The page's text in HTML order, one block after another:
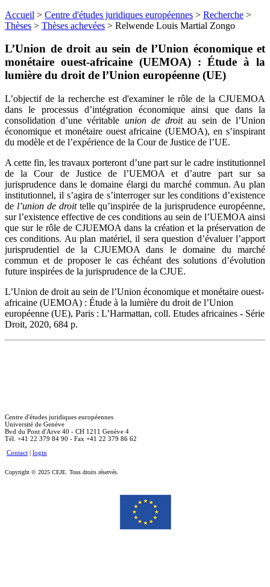
Accueil > Centre d'études juridiques européennes > Recherche >
Thèses > Thèses achevées > Relwende Louis Martial Zongo
L’Union de droit au sein de l’Union économique et
monétaire ouest-africaine (UEMOA) : Étude à la
lumière du droit de l’Union européenne (UE)
L’objectif de la recherche est d'examiner le rôle de la CJUEMOA
dans le processus d’intégration économique ainsi que dans la
consolidation d’une véritable union de droitau sein de l’Union
économique et monétaire ouest africaine (UEMOA), en s’inspirant
du modèle et de l’expérience de la Cour de Justice de l’UE.
A cette fin, les travaux porteront d’une part sur le cadre institutionnel
de la Cour de Justice de l’UEMOA et d’autre part sur sa
jurisprudence dans le domaine élargi du marché commun. Au plan
institutionnel, il s’agira de s’interroger sur les conditions d’existence
de l’union de droittelle qu’inspirée de la jurisprudence européenne,
sur l’existence effective de ces conditions au sein de l’UEMOA ainsi
que sur le rôle de CJUEMOA dans la création et la préservation de
ces conditions. Au plan matériel, il sera question d’évaluer l’apport
jurisprudentiel de la CJUEMOA dans le domaine du marché
commun et de proposer le cas échéant des solutions d’évolution
future inspirées de la jurisprudence de la CJUE.
L’Union de droit au sein de l’Union économique et monétaire ouest-
africaine (UEMOA) : Étude à la lumière du droit de l’Union
européenne (UE), Paris : L’Harmattan, coll. Etudes africaines - Série
Droit, 2020, 684 p.
Centre d'études juridiques européennes
Université de Genève
Bvd du Pont d'Arve 40 - CH 1211 Genève 4
Tél. +41 22 379 84 90 - Fax +41 22 379 86 62
Contact | login
Copyright © 2025 CEJE. Tous droits réservés.